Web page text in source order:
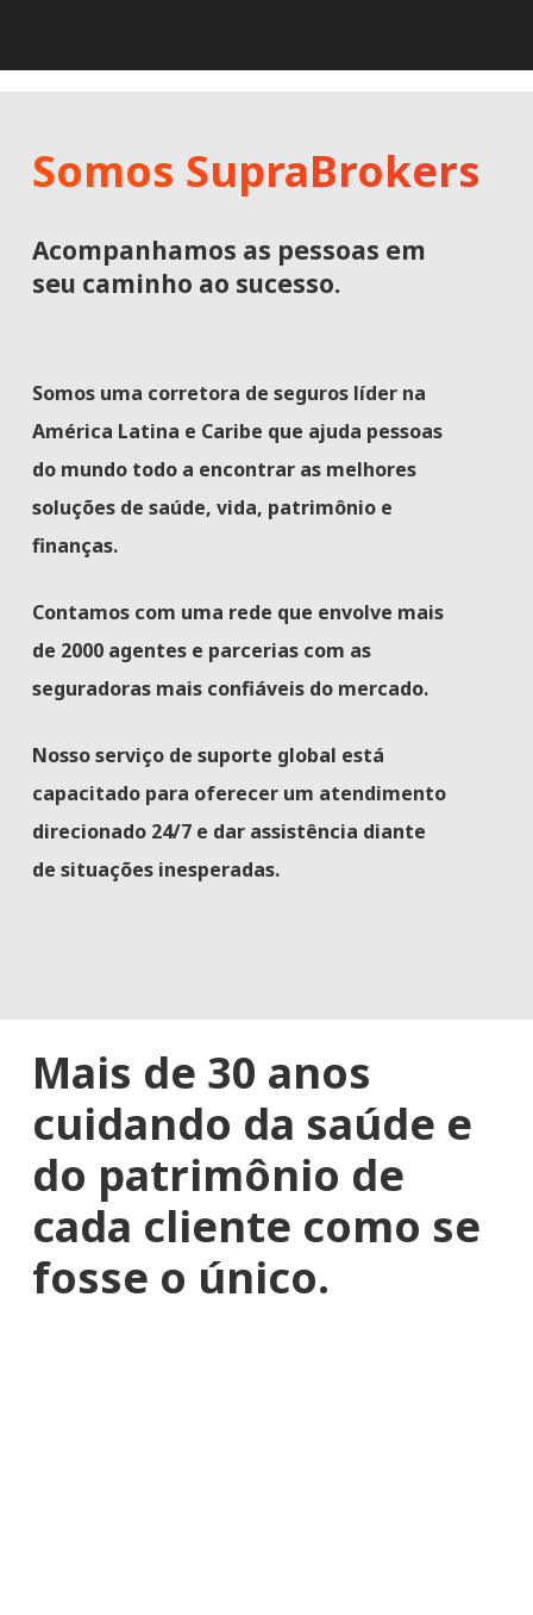
Somos SupraBrokers
Acompanhamos as pessoas em
seu caminho ao sucesso.
Somos uma corretora de seguros líder na
América Latina e Caribe que ajuda pessoas
do mundo todo a encontrar as melhores
soluções de saúde, vida, patrimônio e
finanças.
Contamos com uma rede que envolve mais
de 2000 agentes e parcerias com as
seguradoras mais confiáveis do mercado.
Nosso serviço de suporte global está
capacitado para oferecer um atendimento
direcionado 24/7 e dar assistência diante
de situações inesperadas.
Mais de 30 anos
cuidando da saúde e
do patrimônio de
cada cliente como se
fosse o único.